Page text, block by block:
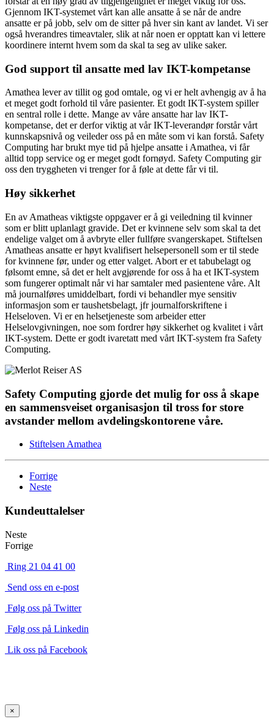
Gjennom IKT-systemet vårt kan alle ansatte å se når de andre
ansatte er på jobb, selv om de sitter på hver sin kant av landet. Vi ser
også hverandres timeavtaler, slik at når noen er opptatt kan vi lettere
koordinere internt hvem som da skal ta seg av ulike saker.
God support til ansatte med lav IKT-kompetanse
Amathea lever av tillit og god omtale, og vi er helt avhengig av å ha
et meget godt forhold til våre pasienter. Et godt IKT-system spiller
en sentral rolle i dette. Mange av våre ansatte har lav IKT-
kompetanse, det er derfor viktig at vår IKT-leverandør forstår vårt
kunnskapsnivå og veileder oss på en måte som vi kan forstå. Safety
Computing har brukt mye tid på hjelpe ansatte i Amathea, vi får
alltid topp service og er meget godt fornøyd. Safety Computing gir
oss den tryggheten vi trenger for å føle at dette får vi til.
Høy sikkerhet
En av Amatheas viktigste oppgaver er å gi veiledning til kvinner
som er blitt uplanlagt gravide. Det er kvinnene selv som skal ta det
endelige valget om å avbryte eller fullføre svangerskapet. Stiftelsen
Amatheas ansatte er høyt kvalifisert helsepersonell som er til stede
for kvinnene før, under og etter valget. Abort er et tabubelagt og
følsomt emne, så det er helt avgjørende for oss å ha et IKT-system
som fungerer optimalt når vi har samtaler med pasientene våre. Alt
må journalføres umiddelbart, fordi vi behandler mye sensitiv
informasjon som er taushetsbelagt, jfr journalforskriftene i
Helseloven. Vi er en helsetjeneste som arbeider etter
Helselovgivningen, noe som fordrer høy sikkerhet og kvalitet i vårt
IKT-system. Dette er godt ivaretatt med vårt IKT-system fra Safety
Computing.
Safety Computing gjorde det mulig for oss å skape
en sammensveiset organisasjon til tross for store
avstander mellom avdelingskontorene våre.
Stiftelsen Amathea
Forrige
Neste
Kundeuttalelser
Neste
Forrige
Ring 21 04 41 00
Send oss en e-post
Følg oss på Twitter
Følg oss på Linkedin
Lik oss på Facebook
×